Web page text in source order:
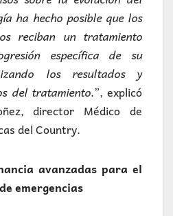
ha hecho posible que los
reciban un tratamiento
específica de su
los resultados y
del tratamiento.”, explicó
director Médico de
del Country.
avanzadas para el
emergencias